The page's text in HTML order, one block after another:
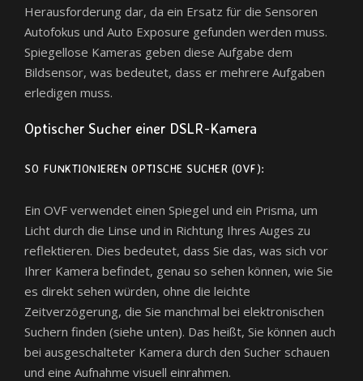
Herausforderung dar, da ein Ersatz für die Sensoren
Autofokus und Auto Exposure gefunden werden muss.
Spiegellose Kameras geben diese Aufgabe dem
Bildsensor, was bedeutet, dass er mehrere Aufgaben
erledigen muss.
Optischer Sucher einer DSLR-Kamera
SO FUNKTIONIEREN OPTISCHE SUCHER (OVF):
Ein OVF verwendet einen Spiegel und ein Prisma, um
Licht durch die Linse und in Richtung Ihres Auges zu
reflektieren. Dies bedeutet, dass Sie das, was sich vor
Ihrer Kamera befindet, genau so sehen können, wie Sie
es direkt sehen würden, ohne die leichte
Zeitverzögerung, die Sie manchmal bei elektronischen
Suchern finden (siehe unten). Das heißt, Sie können auch
bei ausgeschalteter Kamera durch den Sucher schauen
und eine Aufnahme visuell einrahmen.